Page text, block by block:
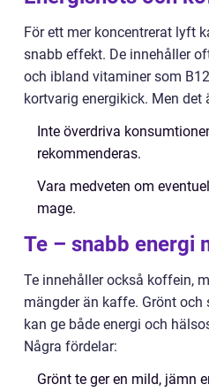
För ett mer koncentrerat lyft
snabb effekt. De innehåller
och ibland vitaminer som
kortvarig energikick. Men det
Inte överdriva
rekommenderas.
Vara medveten om
mage.
Te – snabb energi
Te innehåller också koffein,
mängder än kaffe. Grönt
kan ge både energi och
Några fördelar:
Grönt te ger en mild, jämn